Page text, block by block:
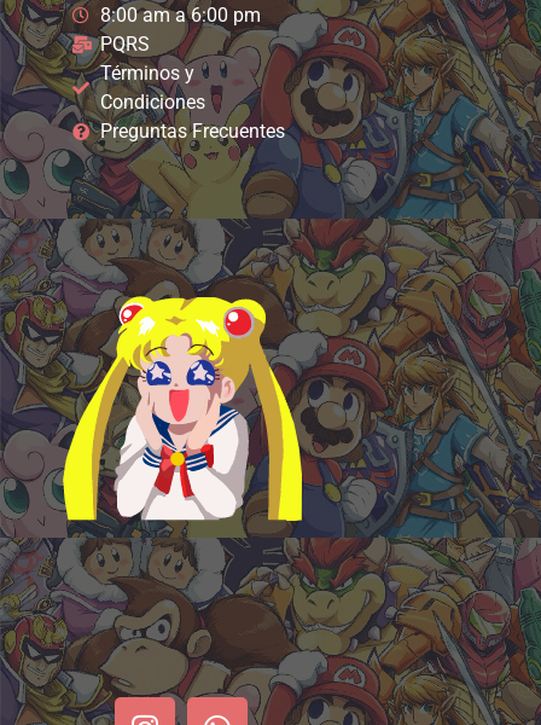
8:00 am a 6:00 pm
PQRS
Términos y
Condiciones
Preguntas Frecuentes